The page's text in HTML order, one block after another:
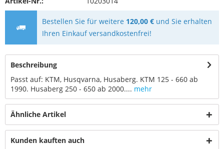
Bestellen Sie für weitere 120,00 € und Sie erhalten
Ihren Einkauf versandkostenfrei!
Beschreibung
Passt auf: KTM, Husqvarna, Husaberg. KTM 125 - 660 ab
1990. Husaberg 250 - 650 ab 2000.... mehr
Ähnliche Artikel
Kunden kauften auch